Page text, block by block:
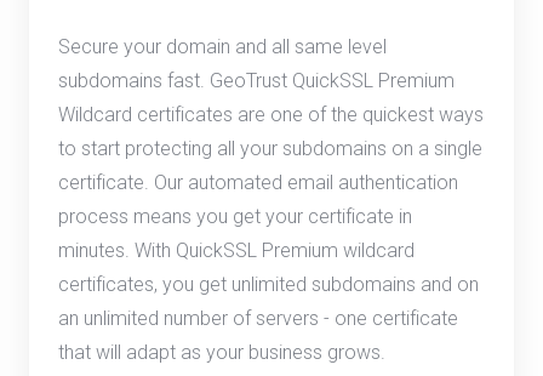
Secure your domain and all same level
subdomains fast. GeoTrust QuickSSL Premium
Wildcard certificates are one of the quickest ways
to start protecting all your subdomains on a single
certificate. Our automated email authentication
process means you get your certificate in
minutes. With QuickSSL Premium wildcard
certificates, you get unlimited subdomains and on
an unlimited number of servers - one certificate
that will adapt as your business grows.